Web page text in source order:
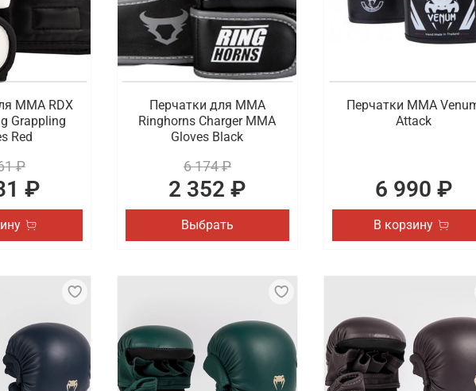
брендов с доставкой по Брянску
цене купить профессиональные перчатки для ММА. В ассортименте
быстрая и удобная доставка оформленных онлайн заказов по Брянску.
MMA RDX
Grappling
Red
₽
₽
Перчатки для ММА
Ringhorns Charger MMA
Gloves Black
6 174 ₽
2 352 ₽
Выбрать
Перчатки ММА
Attack
6 990 ₽
В корзину